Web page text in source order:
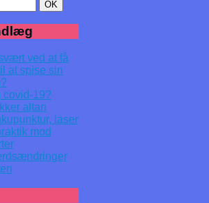
ved at få
at spise sin
covid-19?
altan
laser
mod